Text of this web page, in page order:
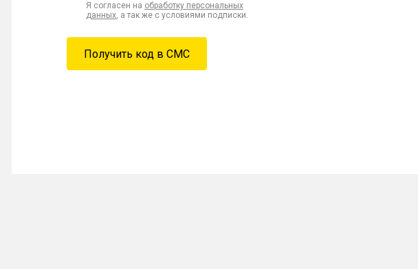
Я согласен на обработку персональных
данных, а так же с условиями подписки.